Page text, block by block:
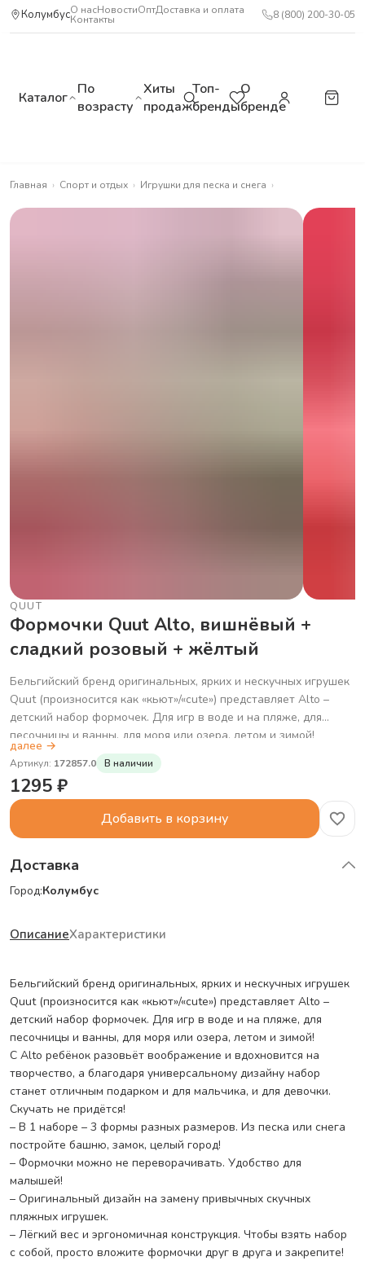
КолумбусО насНовостиОптДоставка и оплата
Контакты 8 (800) 200-30-05
Каталог По
возрасту
Хиты
продаж
Топ-
бренды
О
бренде
Главная › Спорт и отдых › Игрушки для песка и снега ›
QUUT
Формочки Quut Alto, вишнёвый +
сладкий розовый + жёлтый
Бельгийский бренд оригинальных, ярких и нескучных игрушек
Quut (произносится как «кьют»/«cute») представляет Alto –
детский набор формочек. Для игр в воде и на пляже, для
песочницы и ванны, для моря или озера, летом и зимой!
С Alto ребёнок разовьёт воображение и вдохновится на
творчество, а благодаря универсальному дизайну набор
станет отличным подарком и для мальчика, и для девочки.
Скучать не придётся!
– В 1 наборе – 3 формы разных размеров. Из песка или снега
постройте башню, замок, целый город!
– Формочки можно не переворачивать. Удобство для
– Оригинальный дизайн на замену привычных скучных
– Лёгкий вес и эргономичная конструкция. Чтобы взять набор
вредных веществ в составе. Игрушка подлежит вторичной
переработке.
Ну что, берёте Alto в своё следующее приключение?
далее →
Артикул: 172857.0 В наличии
1295 ₽
Добавить в корзину
Доставка
Город:Колумбус
ОписаниеХарактеристики
Бельгийский бренд оригинальных, ярких и нескучных игрушек
Quut (произносится как «кьют»/«cute») представляет Alto –
детский набор формочек. Для игр в воде и на пляже, для
песочницы и ванны, для моря или озера, летом и зимой!
С Alto ребёнок разовьёт воображение и вдохновится на
творчество, а благодаря универсальному дизайну набор
станет отличным подарком и для мальчика, и для девочки.
Скучать не придётся!
– В 1 наборе – 3 формы разных размеров. Из песка или снега
постройте башню, замок, целый город!
– Формочки можно не переворачивать. Удобство для
малышей!
– Оригинальный дизайн на замену привычных скучных
пляжных игрушек.
– Лёгкий вес и эргономичная конструкция. Чтобы взять набор
с собой, просто вложите формочки друг в друга и закрепите!